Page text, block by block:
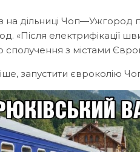
на дільниці Чоп—Ужгород
«Після електрифікації
сполучення з містами
запустити євроколію